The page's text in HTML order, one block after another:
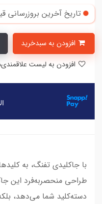
تاریخ آخرین بروزرسانی
با جاکلیدی تفنگ، به
طراحی منحصربه‌فرد این
دسته‌کلید شما می‌دهد،